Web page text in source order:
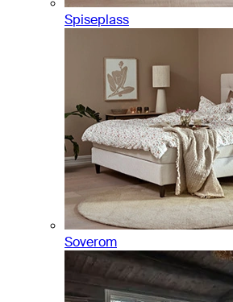
Spiseplass
Soverom